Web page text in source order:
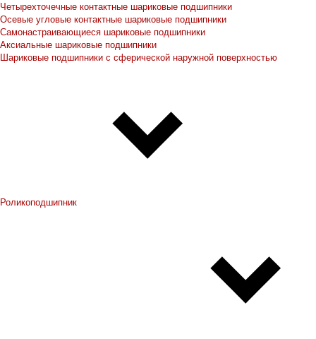
Четырехточечные контактные шариковые подшипники
Осевые угловые контактные шариковые подшипники
Самонастраивающиеся шариковые подшипники
Аксиальные шариковые подшипники
Шариковые подшипники с сферической наружной поверхностью
Роликоподшипник